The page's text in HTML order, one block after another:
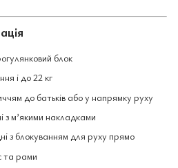
блок
і до 22 кг
до батьків або у напрямку руху
з м’якими накладками
з блокуванням для руху прямо
та рами